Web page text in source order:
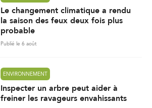
Le changement climatique a rendu
la saison des feux deux fois plus
probable
Publié le 6 août
ENVIRONNEMENT
Inspecter un arbre peut aider à
freiner les ravageurs envahissants